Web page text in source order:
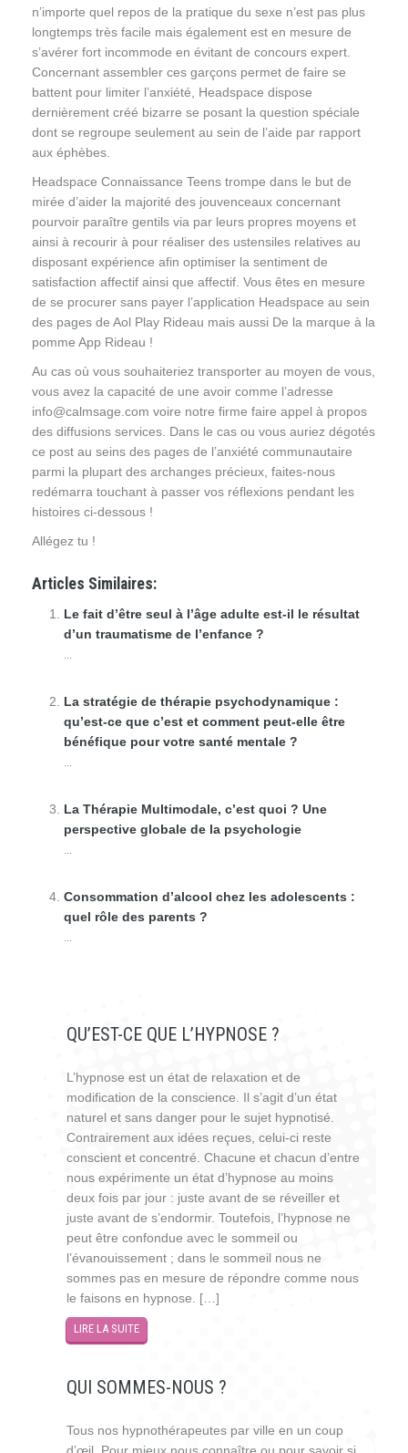
n’importe quel repos de la pratique du sexe n’est pas plus
longtemps très facile mais également est en mesure de
s’avérer fort incommode en évitant de concours expert.
Concernant assembler ces garçons permet de faire se
battent pour limiter l’anxiété, Headspace dispose
dernièrement créé bizarre se posant la question spéciale
dont se regroupe seulement au sein de l’aide par rapport
aux éphèbes.
Headspace Connaissance Teens trompe dans le but de
mirée d’aider la majorité des jouvenceaux concernant
pourvoir paraître gentils via par leurs propres moyens et
ainsi à recourir à pour réaliser des ustensiles relatives au
disposant expérience afin optimiser la sentiment de
satisfaction affectif ainsi que affectif. Vous êtes en mesure
de se procurer sans payer l’application Headspace au sein
des pages de Aol Play Rideau mais aussi De la marque à la
pomme App Rideau !
Au cas où vous souhaiteriez transporter au moyen de vous,
vous avez la capacité de une avoir comme l’adresse
info@calmsage.com voire notre firme faire appel à propos
des diffusions services. Dans le cas ou vous auriez dégotés
ce post au seins des pages de l’anxiété communautaire
parmi la plupart des archanges précieux, faites-nous
redémarra touchant à passer vos réflexions pendant les
histoires ci-dessous !
Allégez tu !
Articles Similaires:
Le fait d’être seul à l’âge adulte est-il le résultat
d’un traumatisme de l’enfance ?
La stratégie de thérapie psychodynamique :
qu’est-ce que c’est et comment peut-elle être
bénéfique pour votre santé mentale ?
La Thérapie Multimodale, c’est quoi ? Une
perspective globale de la psychologie
Consommation d’alcool chez les adolescents :
quel rôle des parents ?
QU’EST-CE QUE L’HYPNOSE ?
L’hypnose est un état de relaxation et de
modification de la conscience. Il s’agit d’un état
naturel et sans danger pour le sujet hypnotisé.
Contrairement aux idées reçues, celui-ci reste
conscient et concentré. Chacune et chacun d’entre
nous expérimente un état d’hypnose au moins
deux fois par jour : juste avant de se réveiller et
juste avant de s’endormir. Toutefois, l’hypnose ne
peut être confondue avec le sommeil ou
l’évanouissement ; dans le sommeil nous ne
sommes pas en mesure de répondre comme nous
le faisons en hypnose. […]
LIRE LA SUITE
QUI SOMMES-NOUS ?
Tous nos hypnothérapeutes par ville en un coup
d’œil. Pour mieux nous connaître ou pour savoir si